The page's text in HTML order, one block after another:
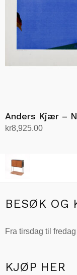
Anders Kjær –
kr8,925.00
BESØK OG
Fra tirsdag til
KJØP HER